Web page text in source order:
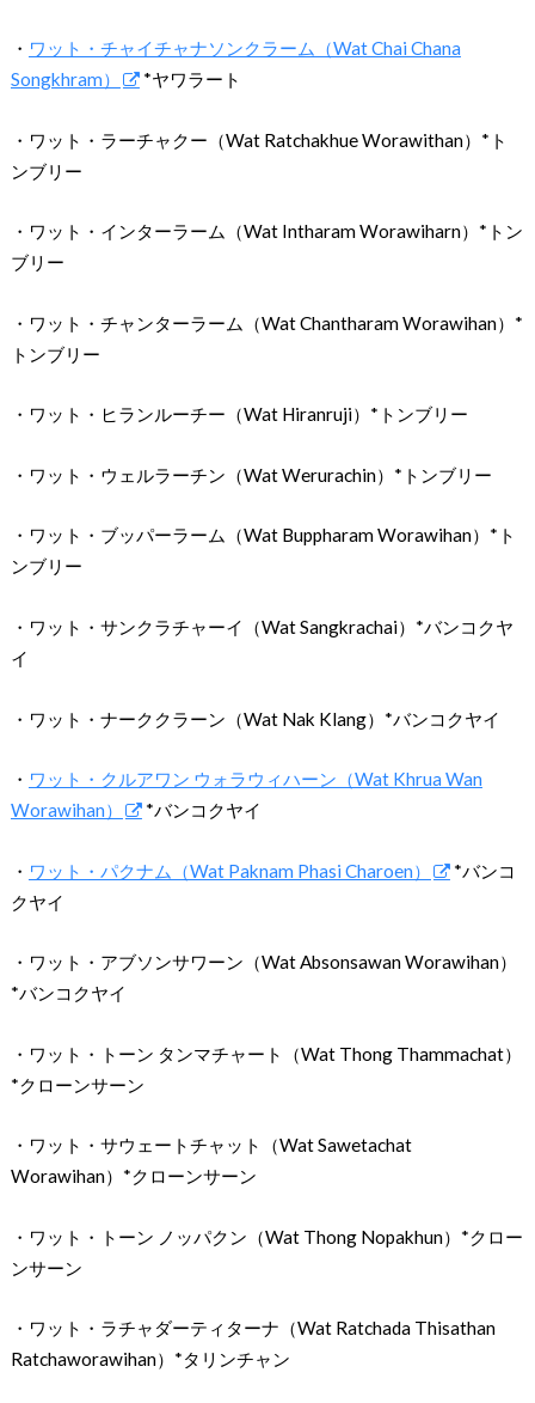
・ ワット・チャイチャナソンクラーム（Wat Chai Chana
Songkhram）
*ヤワラート
・ワット・ラーチャクー（Wat Ratchakhue Worawithan）*ト
ンブリー
・ワット・インターラーム（Wat Intharam Worawiharn）*トン
ブリー
・ワット・チャンターラーム（Wat Chantharam Worawihan）*
トンブリー
・ワット・ヒランルーチー（Wat Hiranruji）*トンブリー
・ワット・ウェルラーチン（Wat Werurachin）*トンブリー
・ワット・ブッパーラーム（Wat Buppharam Worawihan）*ト
ンブリー
・ワット・サンクラチャーイ（Wat Sangkrachai）*バンコクヤ
イ
・ワット・ナーククラーン（Wat Nak Klang）*バンコクヤイ
・ ワット・クルアワン ウォラウィハーン（Wat Khrua Wan
Worawihan）
*バンコクヤイ
・ ワット・パクナム（Wat Paknam Phasi Charoen）
*バンコ
クヤイ
・ワット・アブソンサワーン（Wat Absonsawan Worawihan）
*バンコクヤイ
・ワット・トーン タンマチャート（Wat Thong Thammachat）
*クローンサーン
・ワット・サウェートチャット（Wat Sawetachat
Worawihan）*クローンサーン
・ワット・トーン ノッパクン（Wat Thong Nopakhun）*クロー
ンサーン
・ワット・ラチャダーティターナ（Wat Ratchada Thisathan
Ratchaworawihan）*タリンチャン